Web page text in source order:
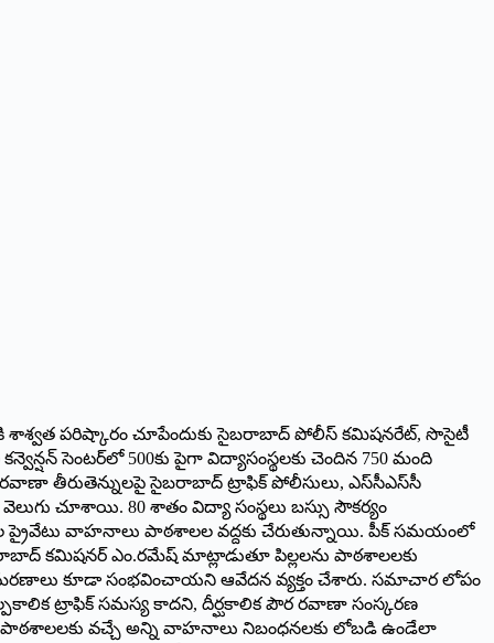
శాశ్వత పరిష్కారం చూపేందుకు సైబరాబాద్ పోలీస్ కమిషనరేట్, సొసైటీ
సెంటర్‌లో 500కు పైగా విద్యాసంస్థలకు చెందిన 750 మంది
రవాణా తీరుతెన్నులపై సైబరాబాద్ ట్రాఫిక్ పోలీసులు, ఎస్‌సీఎస్‌సీ
చూశాయి. 80 శాతం విద్యా సంస్థలు బస్సు సౌకర్యం
ప్రైవేటు వాహనాలు పాఠశాలల వద్దకు చేరుతున్నాయి. పీక్ సమయంలో
కమిషనర్ ఎం.రమేష్ మాట్లాడుతూ పిల్లలను పాఠశాలలకు
మరణాలు కూడా సంభవించాయని ఆవేదన వ్యక్తం చేశారు. సమాచార లోపం
ట్రాఫిక్ సమస్య కాదని, దీర్ఘకాలిక పౌర రవాణా సంస్కరణ
పాఠశాలలకు వచ్చే అన్ని వాహనాలు నిబంధనలకు లోబడి ఉండేలా